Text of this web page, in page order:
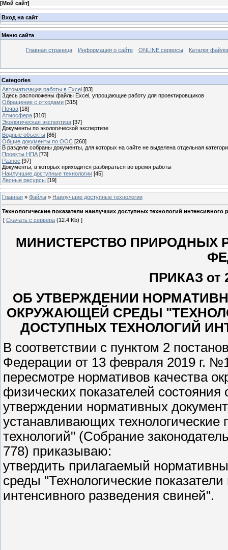
[Мой сайт]
Вход на сайт
Меню сайта
Главная страница Информация о сайте ONLINE сервисы Каталог
Categories
Автоматизация работы в Excel [83]
Здесь расположены файлы Excel, упрощающие работу для проектировщиков
Обращение с отходами [315]
Почва [18]
Атмосфера [310]
Экологическая экспертиза [37]
Документы по экологической экспертизе
Водные объекты [86]
Общие документы по ООС [260]
В разделе собраны документы, для которых на сайте не выделена отдельная
Проекты НПА [73]
Разное [97]
Документы, в которых приходится разбираться во время работы
Наилучшие доступные технологии [45]
Лесные ресурсы [19]
Главная » Файлы » Наилучшие доступные технологии
Технологические показатели наилучших доступных технологий интенсивного
[ Скачать с сервера (12.4 Kb) ]
МИНИСТЕРСТВО ПРИРОДНЫХ
ПРИКАЗ от
ОБ УТВЕРЖДЕНИИ
ОКРУЖАЮЩЕЙ СРЕДЫ
ДОСТУПНЫХ ТЕХНОЛОГИЙ
В соответствии с пунктом 2
Федерации от 13 февраля 2019 г.
пересмотре нормативов качества
физических показателей
утверждении нормативных
устанавливающих
технологий" (Собрание
778) приказываю:
утвердить прилагаемый
среды "Технологические
интенсивного разведения свиней".